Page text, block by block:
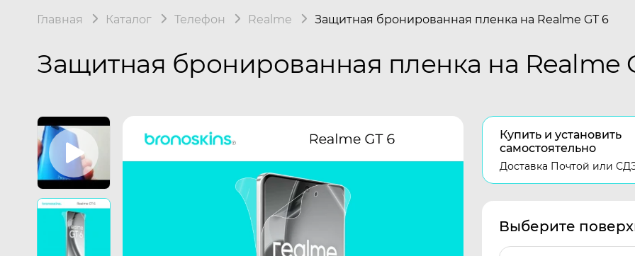
Главная Каталог Телефон Realme Защитная бронированная пленка на Realme GT 6
Защитная бронированная пленка на Realme
Купить и установить
самостоятельно
Доставка Почтой или
Выберите